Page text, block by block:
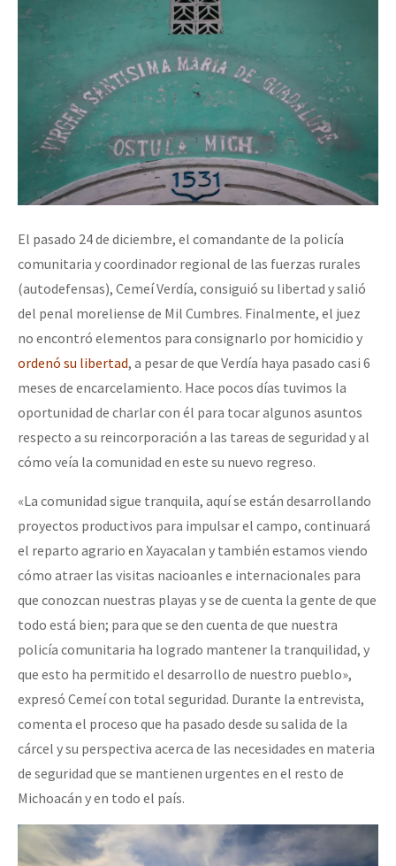
El pasado 24 de diciembre, el comandante de la policía
comunitaria y coordinador regional de las fuerzas rurales
(autodefensas), Cemeí Verdía, consiguió su libertad y salió
del penal moreliense de Mil Cumbres. Finalmente, el juez
no encontró elementos para consignarlo por homicidio y
ordenó su libertad, a pesar de que Verdía haya pasado casi 6
meses de encarcelamiento. Hace pocos días tuvimos la
oportunidad de charlar con él para tocar algunos asuntos
respecto a su reincorporación a las tareas de seguridad y al
cómo veía la comunidad en este su nuevo regreso.
«La comunidad sigue tranquila, aquí se están desarrollando
proyectos productivos para impulsar el campo, continuará
el reparto agrario en Xayacalan y también estamos viendo
cómo atraer las visitas nacioanles e internacionales para
que conozcan nuestras playas y se de cuenta la gente de que
todo está bien; para que se den cuenta de que nuestra
policía comunitaria ha logrado mantener la tranquilidad, y
que esto ha permitido el desarrollo de nuestro pueblo»,
expresó Cemeí con total seguridad. Durante la entrevista,
comenta el proceso que ha pasado desde su salida de la
cárcel y su perspectiva acerca de las necesidades en materia
de seguridad que se mantienen urgentes en el resto de
Michoacán y en todo el país.